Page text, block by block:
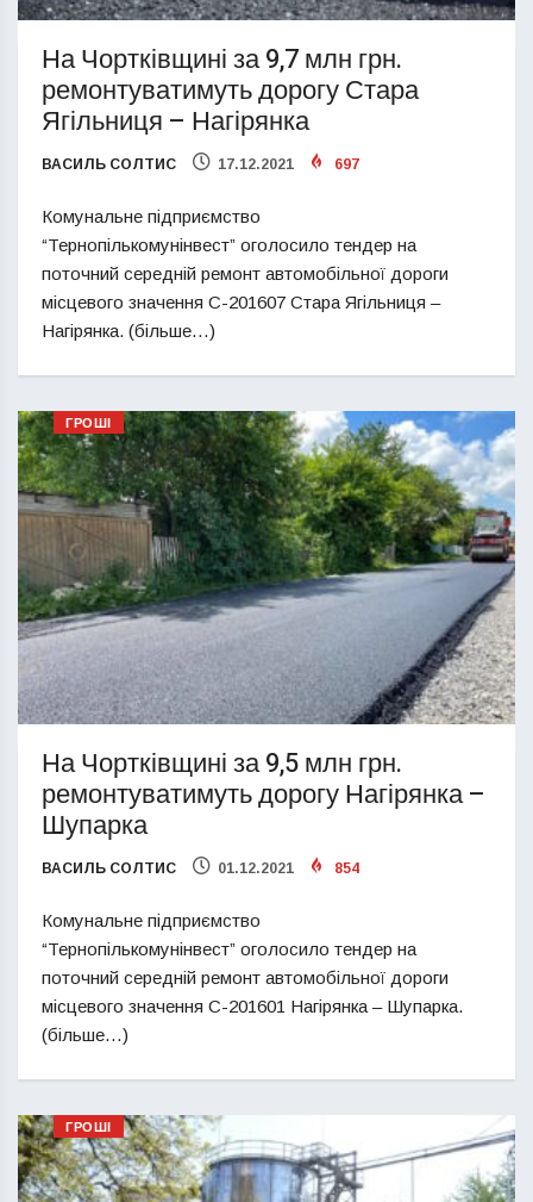
На Чортківщині за 9,7 млн грн.
ремонтуватимуть дорогу Стара
Ягільниця – Нагірянка
ВАСИЛЬ СОЛТИС 17.12.2021 697
Комунальне підприємство
“Тернопількомунінвест” оголосило тендер на
поточний середній ремонт автомобільної дороги
місцевого значення С-201607 Стара Ягільниця –
Нагірянка. (більше…)
ГРОШІ
На Чортківщині за 9,5 млн грн.
ремонтуватимуть дорогу Нагірянка –
Шупарка
ВАСИЛЬ СОЛТИС 01.12.2021 854
Комунальне підприємство
“Тернопількомунінвест” оголосило тендер на
поточний середній ремонт автомобільної дороги
місцевого значення С-201601 Нагірянка – Шупарка.
(більше…)
ГРОШІ